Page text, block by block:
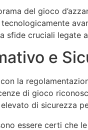
del gioco
sfide cruciali legate
e
la
di gioco
di sicurezza
essere certi che